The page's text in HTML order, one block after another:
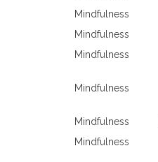
Mindfulness
Mindfulness
Mindfulness
Mindfulness
Mindfulness
Mindfulness